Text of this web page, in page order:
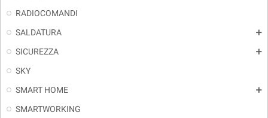
RADIOCOMANDI
SALDATURA
add
SICUREZZA add
SKY
SMART HOME
add
SMARTWORKING